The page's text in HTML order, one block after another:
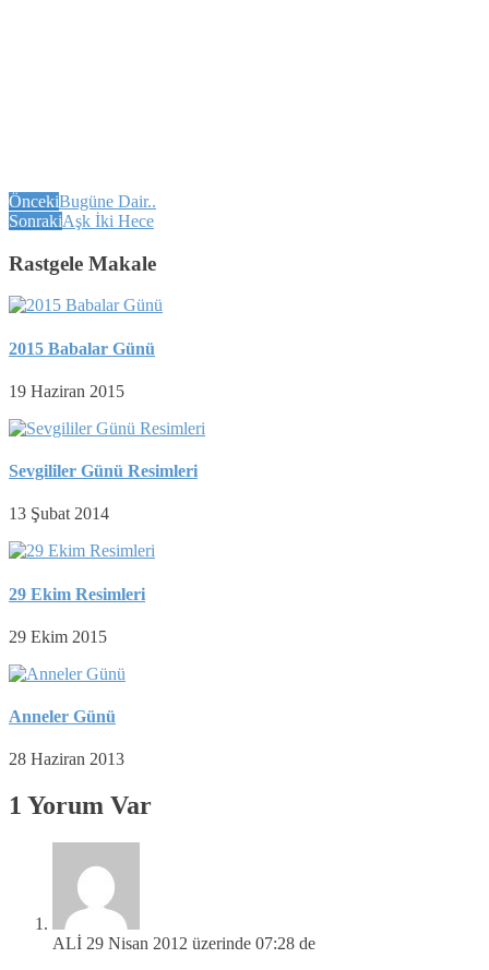
ÖncekiBugüne Dair..
SonrakiAşk İki Hece
Rastgele Makale
2015 Babalar Günü
19 Haziran 2015
Sevgililer Günü Resimleri
13 Şubat 2014
29 Ekim Resimleri
29 Ekim 2015
Anneler Günü
28 Haziran 2013
1 Yorum Var
ALİ 29 Nisan 2012 üzerinde 07:28 de